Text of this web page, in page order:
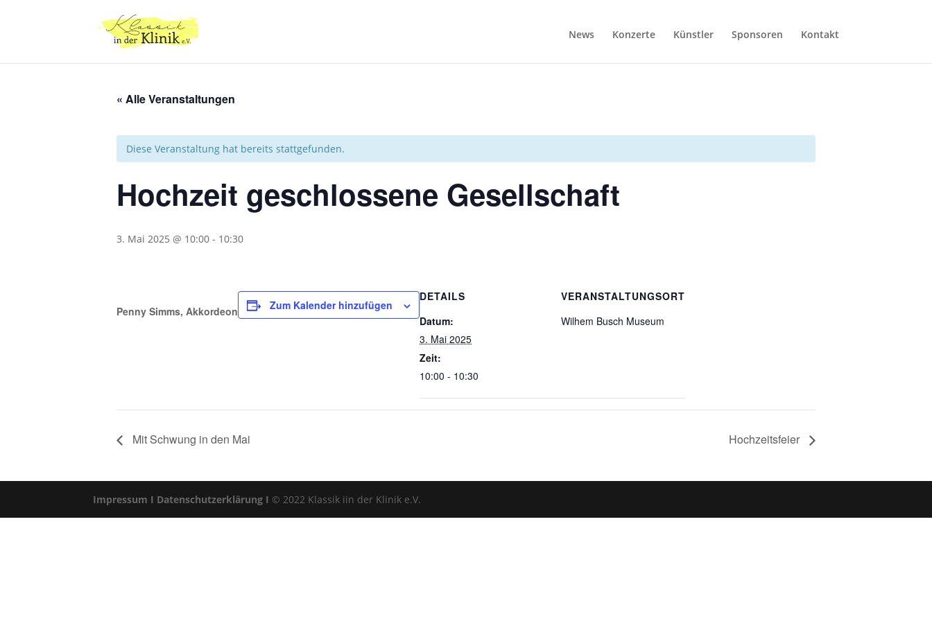
News Konzerte Künstler Sponsoren Kontakt
« Alle Veranstaltungen
Diese Veranstaltung hat bereits stattgefunden.
Hochzeit geschlossene Gesellschaft
3. Mai 2025 @ 10:00 - 10:30
Penny Simms, Akkordeon Zum Kalender hinzufügen
DETAILS
Datum:
3. Mai 2025
Zeit:
10:00 - 10:30
VERANSTALTUNGSORT
Wilhem Busch Museum
Mit Schwung in den Mai Hochzeitsfeier
Impressum I Datenschutzerklärung I © 2022 Klassik iin der Klinik e.V.